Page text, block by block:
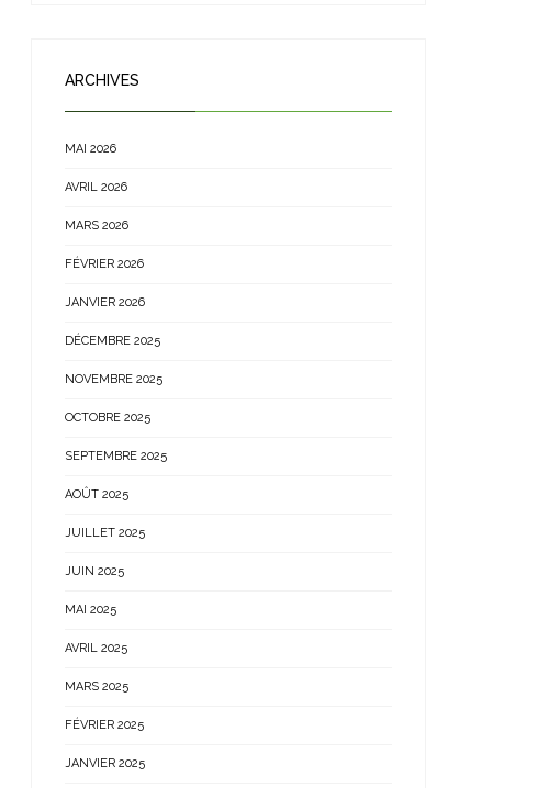
ARCHIVES
MAI 2026
AVRIL 2026
MARS 2026
FÉVRIER 2026
JANVIER 2026
DÉCEMBRE 2025
NOVEMBRE 2025
OCTOBRE 2025
SEPTEMBRE 2025
AOÛT 2025
JUILLET 2025
JUIN 2025
MAI 2025
AVRIL 2025
MARS 2025
FÉVRIER 2025
JANVIER 2025